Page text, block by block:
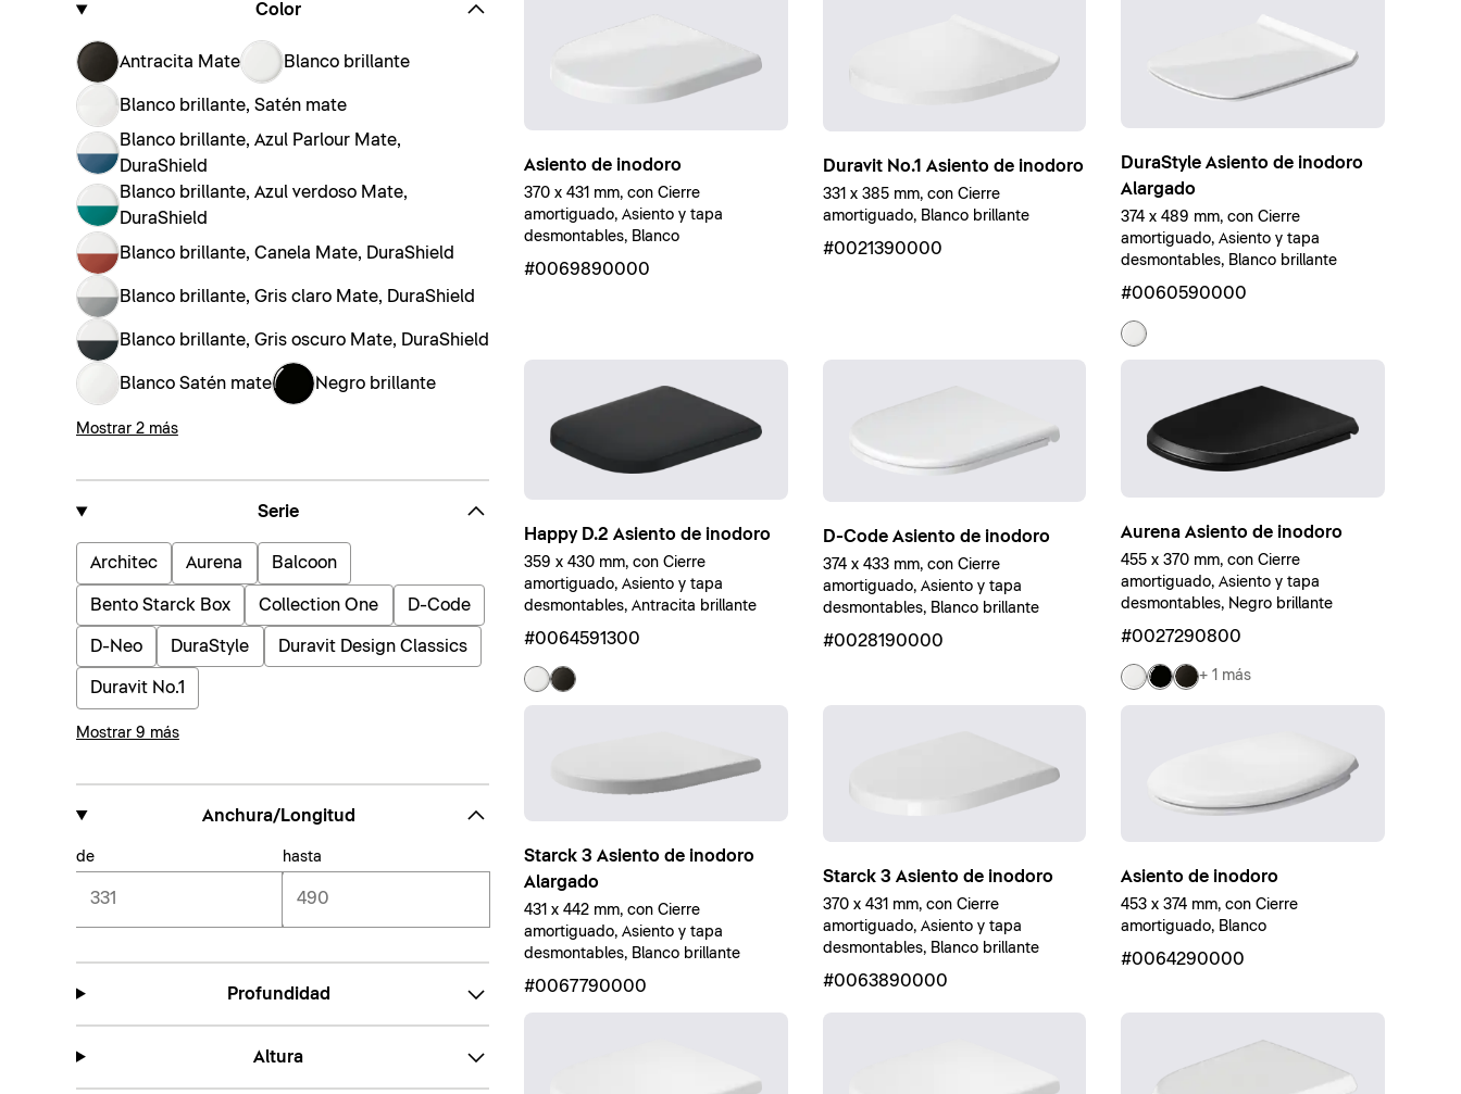
Color
Antracita Mate Blanco brillante
Blanco brillante, Satén mate
Blanco brillante, Azul Parlour Mate,
DuraShield
Blanco brillante, Azul verdoso Mate,
DuraShield
Blanco brillante, Canela Mate, DuraShield
Blanco brillante, Gris claro Mate, DuraShield
Blanco brillante, Gris oscuro Mate, DuraShield
Blanco Satén mate Negro brillante
Mostrar 2 más
Serie
Architec Aurena Balcoon
Bento Starck Box Collection One D-Code
D-Neo DuraStyle Duravit Design Classics
Duravit No.1
Mostrar 9 más
Anchura/Longitud
de hasta
Profundidad
Altura
Asiento de inodoro
370 x 431 mm, con Cierre
amortiguado, Asiento y tapa
desmontables, Blanco
#0069890000
Duravit No.1 Asiento de inodoro
331 x 385 mm, con Cierre
amortiguado, Blanco brillante
#0021390000
DuraStyle Asiento de inodoro
Alargado
374 x 489 mm, con Cierre
amortiguado, Asiento y tapa
desmontables, Blanco brillante
#0060590000
Happy D.2 Asiento de inodoro
359 x 430 mm, con Cierre
amortiguado, Asiento y tapa
desmontables, Antracita brillante
#0064591300
D-Code Asiento de inodoro
374 x 433 mm, con Cierre
amortiguado, Asiento y tapa
desmontables, Blanco brillante
#0028190000
Aurena Asiento de inodoro
455 x 370 mm, con Cierre
amortiguado, Asiento y tapa
desmontables, Negro brillante
#0027290800
+ 1 más
Starck 3 Asiento de inodoro
Alargado
431 x 442 mm, con Cierre
amortiguado, Asiento y tapa
desmontables, Blanco brillante
#0067790000
Starck 3 Asiento de inodoro
370 x 431 mm, con Cierre
amortiguado, Asiento y tapa
desmontables, Blanco brillante
#0063890000
Asiento de inodoro
453 x 374 mm, con Cierre
amortiguado, Blanco
#0064290000